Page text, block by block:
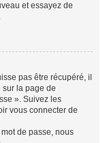
et essayez de
pas être récupéré, il
la page de
». Suivez les
vous connecter de
de passe, nous